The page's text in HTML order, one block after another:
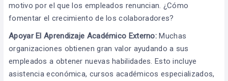
motivo por el que los empleados renuncian. ¿Cómo
fomentar el crecimiento de los colaboradores?
Apoyar El Aprendizaje Académico Externo: Muchas
organizaciones obtienen gran valor ayudando a sus
empleados a obtener nuevas habilidades. Esto incluye
asistencia económica, cursos académicos especializados,